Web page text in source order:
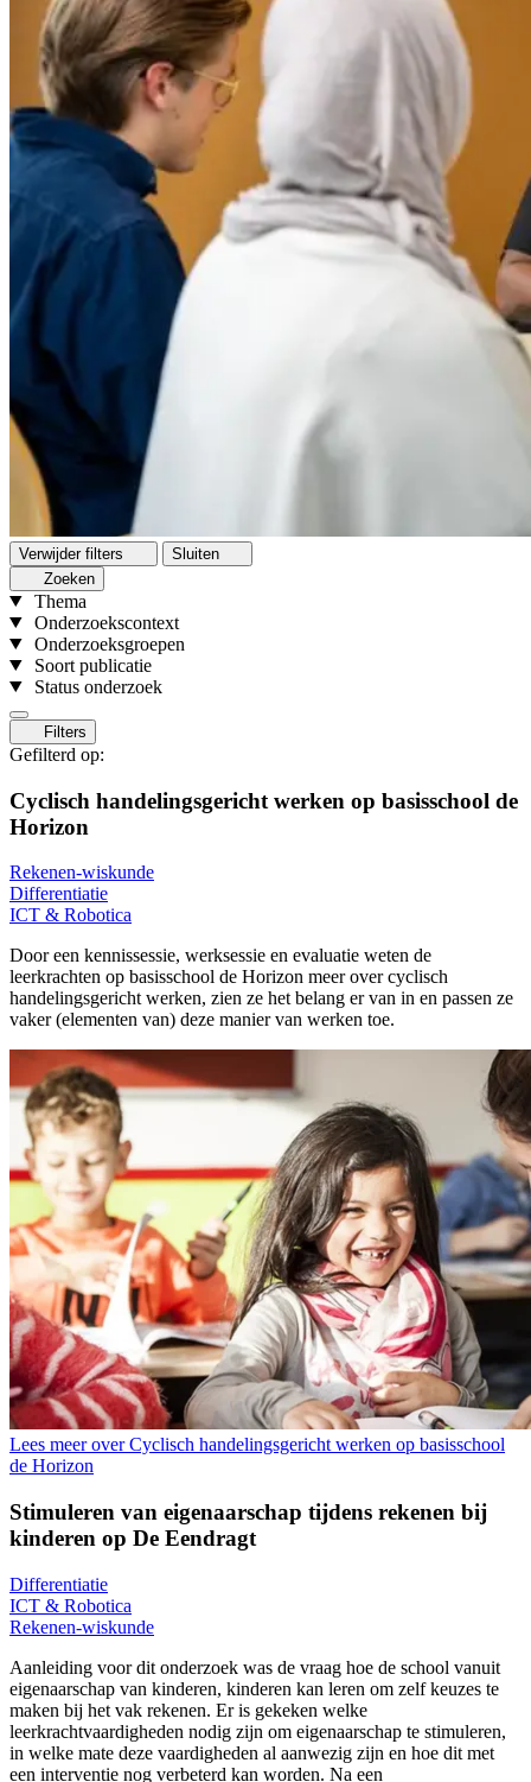
Verwijder filters
Sluiten
Zoeken
Thema
Onderzoekscontext
Onderzoeksgroepen
Soort publicatie
Status onderzoek
Filters
Gefilterd op:
Cyclisch handelingsgericht werken op basisschool de
Horizon
Rekenen-wiskunde
Differentiatie
ICT & Robotica
Door een kennissessie, werksessie en evaluatie weten de
leerkrachten op basisschool de Horizon meer over cyclisch
handelingsgericht werken, zien ze het belang er van in en passen ze
vaker (elementen van) deze manier van werken toe.
Lees meer over Cyclisch handelingsgericht werken op basisschool
de Horizon
Stimuleren van eigenaarschap tijdens rekenen bij
kinderen op De Eendragt
Differentiatie
ICT & Robotica
Rekenen-wiskunde
Aanleiding voor dit onderzoek was de vraag hoe de school vanuit
eigenaarschap van kinderen, kinderen kan leren om zelf keuzes te
maken bij het vak rekenen. Er is gekeken welke
leerkrachtvaardigheden nodig zijn om eigenaarschap te stimuleren,
in welke mate deze vaardigheden al aanwezig zijn en hoe dit met
een interventie nog verbeterd kan worden. Na een